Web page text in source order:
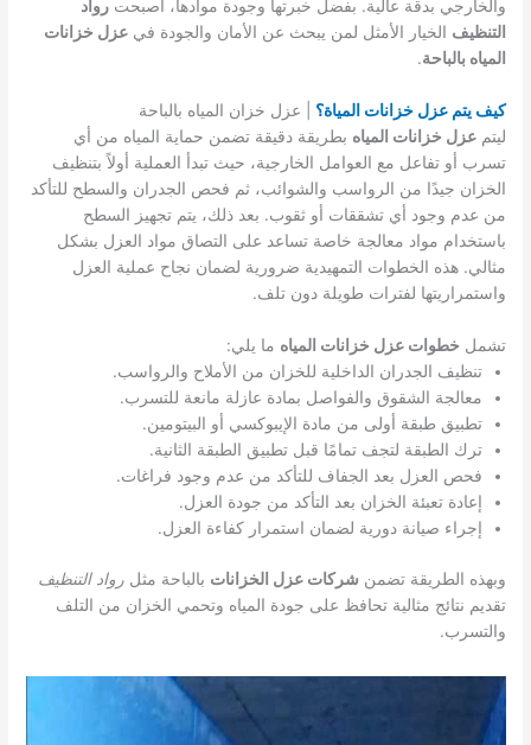
والخارجي بدقة عالية. بفضل خبرتها وجودة موادها، أصبحترواد
التنظيف الخيار الأمثل لمن يبحث عن الأمان والجودة فيعزل خزانات
المياه بالباحة.
كيف يتم عزل خزانات المياة؟ | عزل خزان المياه بالباحة
ليتمعزل خزانات المياه بطريقة دقيقة تضمن حماية المياه من أي
تسرب أو تفاعل مع العوامل الخارجية، حيث تبدأ العملية أولاً بتنظيف
الخزان جيدًا من الرواسب والشوائب، ثم فحص الجدران والسطح للتأكد
من عدم وجود أي تشققات أو ثقوب. بعد ذلك، يتم تجهيز السطح
باستخدام مواد معالجة خاصة تساعد على التصاق مواد العزل بشكل
مثالي. هذه الخطوات التمهيدية ضرورية لضمان نجاح عملية العزل
واستمراريتها لفترات طويلة دون تلف.
تشمل خطوات عزل خزانات المياه ما يلي:
تنظيف الجدران الداخلية للخزان من الأملاح والرواسب.
معالجة الشقوق والفواصل بمادة عازلة مانعة للتسرب.
تطبيق طبقة أولى من مادة الإيبوكسي أو البيتومين.
ترك الطبقة لتجف تمامًا قبل تطبيق الطبقة الثانية.
فحص العزل بعد الجفاف للتأكد من عدم وجود فراغات.
إعادة تعبئة الخزان بعد التأكد من جودة العزل.
إجراء صيانة دورية لضمان استمرار كفاءة العزل.
وبهذه الطريقة تضمن شركات عزل الخزانات بالباحة مثلرواد التنظيف
تقديم نتائج مثالية تحافظ على جودة المياه وتحمي الخزان من التلف
والتسرب.